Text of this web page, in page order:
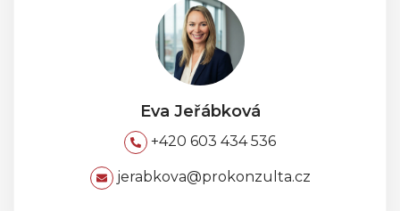
Eva Jeřábková
+420 603 434 536
jerabkova@prokonzulta.cz